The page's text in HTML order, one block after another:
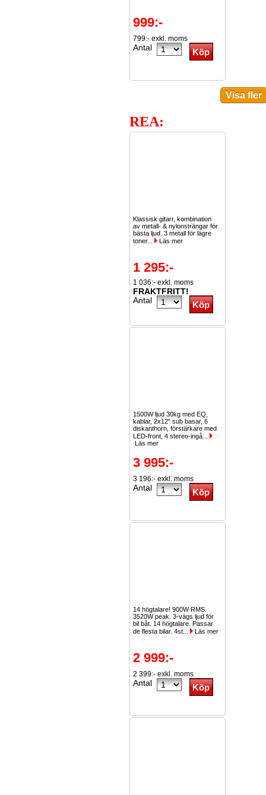
999:-
799:- exkl. moms
Antal
REA:
Klassisk gitarr, kombination
av metall- & nylonsträngar för
bästa ljud. 3 metall för lägre
toner...
Läs mer
1 295:-
1 036:- exkl. moms
FRAKTFRITT!
Antal
1500W ljud 30kg med EQ,
kablar, 2x12" sub basar, 6
diskanthorn, förstärkare med
LED-front, 4 stereo-ingå...
Läs mer
3 995:-
3 196:- exkl. moms
Antal
14 högtalare! 900W RMS.
3520W peak. 3-vägs ljud för
bil båt. 14 högtalare. Passar
de flesta bilar. 4st...
Läs mer
2 999:-
2 399:- exkl. moms
Antal